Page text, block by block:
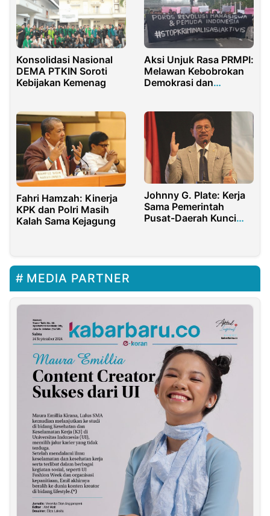
Konsolidasi Nasional
DEMA PTKIN Soroti
Kebijakan Kemenag
Aksi Unjuk Rasa PRMPI:
Melawan Kebobrokan
Demokrasi dan
Fahri Hamzah: Kinerja
KPK dan Polri Masih
Kalah Sama Kejagung
Johnny G. Plate: Kerja
Sama Pemerintah
Pusat-Daerah Kunci
MEDIA PARTNER